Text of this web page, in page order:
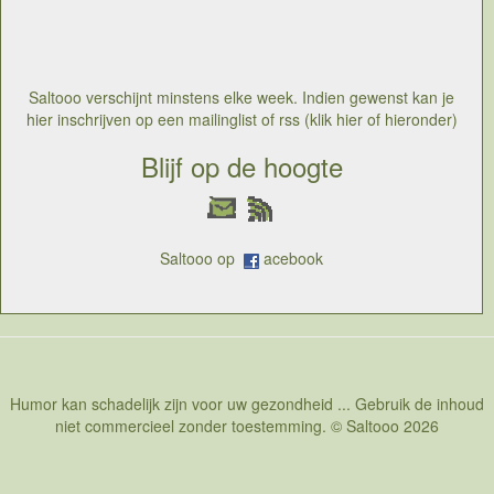
Saltooo verschijnt minstens elke week. Indien gewenst kan je
hier inschrijven op een mailinglist of rss (klik hier of hieronder)
Blijf op de hoogte
Saltooo op acebook
Humor kan schadelijk zijn voor uw gezondheid ... Gebruik de inhoud
niet commercieel zonder toestemming. © Saltooo 2026